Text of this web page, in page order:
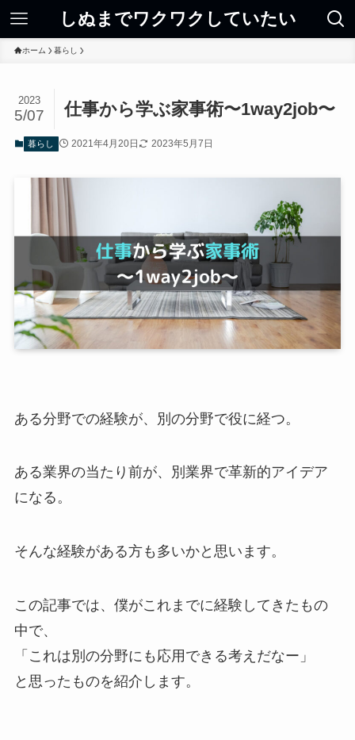
しぬまでワクワクしていたい
ホーム 暮らし
仕事から学ぶ家事術〜1way2job〜
2023
5/07
暮らし 2021年4月20日 2023年5月7日
ある分野での経験が、別の分野で役に経つ。
ある業界の当たり前が、別業界で革新的アイデア
になる。
そんな経験がある方も多いかと思います。
この記事では、僕がこれまでに経験してきたもの
中で、
「これは別の分野にも応用できる考えだなー」
と思ったものを紹介します。